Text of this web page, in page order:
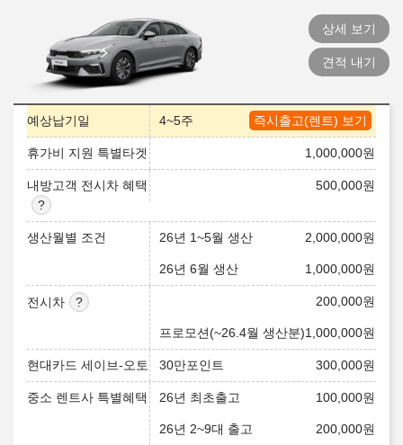
상세 보기
견적 내기
즉시출고(렌트) 보기
예상납기일 4~5주
휴가비 지원 특별타겟 1,000,000원
내방고객 전시차 혜택 500,000원
생산월별 조건 26년 1~5월 생산 2,000,000원
26년 6월 생산 1,000,000원
전시차 200,000원
프로모션(~26.4월 생산분)1,000,000원
현대카드 세이브-오토 30만포인트 300,000원
중소 렌트사 특별혜택 26년 최초출고 100,000원
26년 2~9대 출고 200,000원